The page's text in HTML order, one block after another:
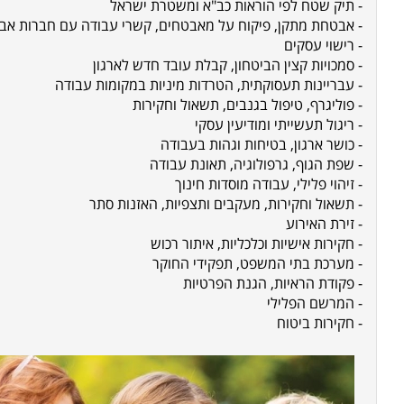
- תיק שטח לפי הוראות כב"א ומשטרת ישראל
- אבטחת מתקן, פיקוח על מאבטחים, קשרי עבודה עם חברות
- רישוי עסקים
- סמכויות קצין הביטחון, קבלת עובד חדש לארגון
- עבריינות תעסוקתית, הטרדות מיניות במקומות עבודה
- פוליגרף, טיפול בגנבים, תשאול וחקירות
- ריגול תעשייתי ומודיעין עסקי
- כושר ארגון, בטיחות וגהות בעבודה
- שפת הגוף, גרפולוגיה, תאונת עבודה
- זיהוי פלילי, עבודה מוסדות חינוך
- תשאול וחקירות, מעקבים ותצפיות, האזנות סתר
- זירת האירוע
- חקירות אישיות וכלכליות, איתור רכוש
- מערכת בתי המשפט, תפקידי החוקר
- פקודת הראיות, הגנת הפרטיות
- המרשם הפלילי
- חקירות ביטוח